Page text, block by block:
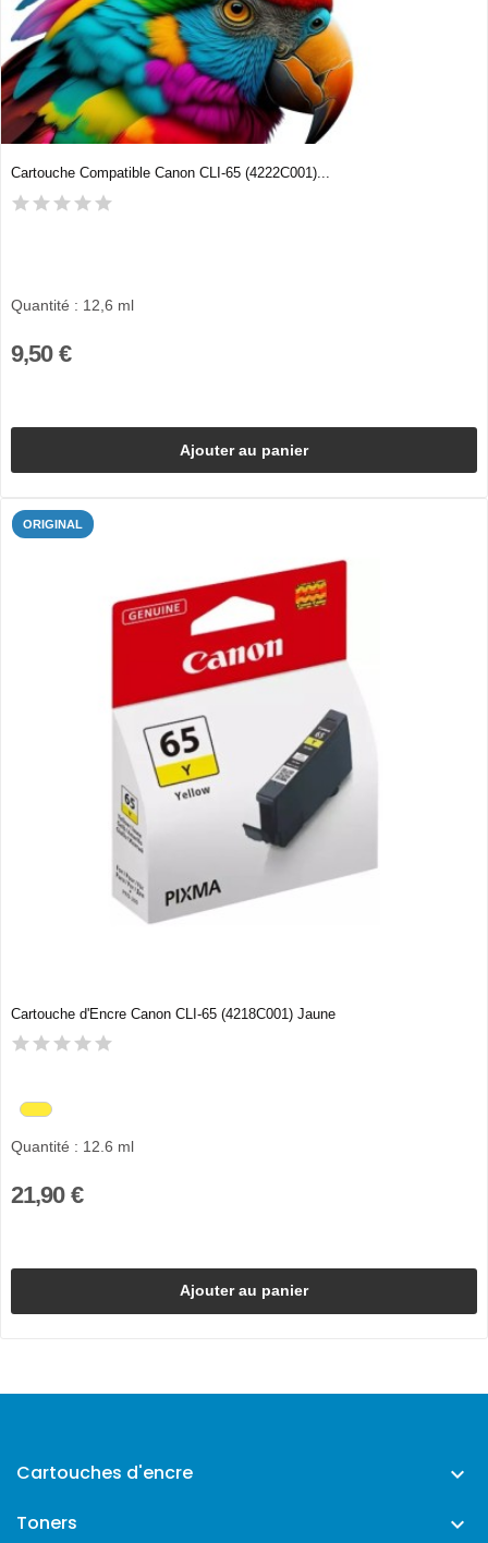
Cartouche Compatible Canon CLI-65 (4222C001)...
Quantité : 12,6 ml
9,50 €
Ajouter au panier
ORIGINAL
Cartouche d'Encre Canon CLI-65 (4218C001) Jaune
Quantité : 12.6 ml
21,90 €
Ajouter au panier
Cartouches d'encre 
Toners 